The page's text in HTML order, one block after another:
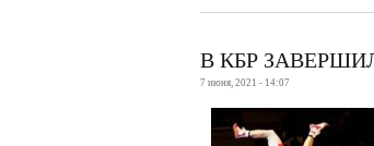
В КБР
7 июня, 2021 - 14:07